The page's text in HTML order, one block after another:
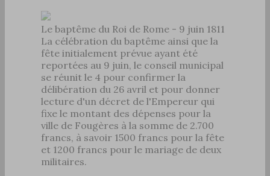
Le baptême du Roi de Rome - 9 juin 1811
La célébration du baptême ainsi que la
fête initialement prévue ayant été
reportées au 9 juin, le conseil municipal
se réunit le 4 pour confirmer la
délibération du 26 avril et pour donner
lecture d'un décret de l'Empereur qui
fixe le montant des dépenses pour la
ville de Fougères à la somme de 2.700
francs, à savoir 1500 francs pour la fête
et 1200 francs pour le mariage de deux
militaires.